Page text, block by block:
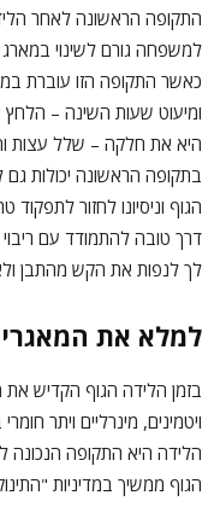
התקופה הראשונה לאחר
למשפחה גורם לשינוי
כאשר התקופה הזו עוברת
ומיעוט שעות השינה –
היא את חלקה – שלל עצות
בתקופה הראשונה יכולות
הגוף וניסיונו לחזור
דרך טובה להתמודד עם
לך לנפות את הקש מהתבן
למלא את
בזמן הלידה הגוף הקדיש
ויטמינים, מינרליים ויתר
הלידה היא התקופה הנכונה
הגוף ממשיך במדיניות